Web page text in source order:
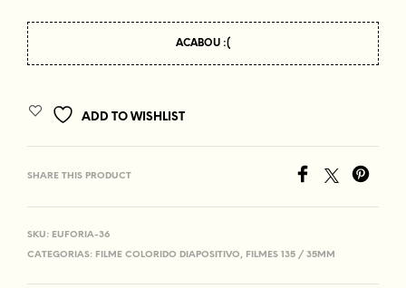
ACABOU :(
ADD TO WISHLIST
SHARE THIS PRODUCT
SKU: EUFORIA-36
CATEGORIAS: FILME COLORIDO DIAPOSITIVO, FILMES 135 / 35MM